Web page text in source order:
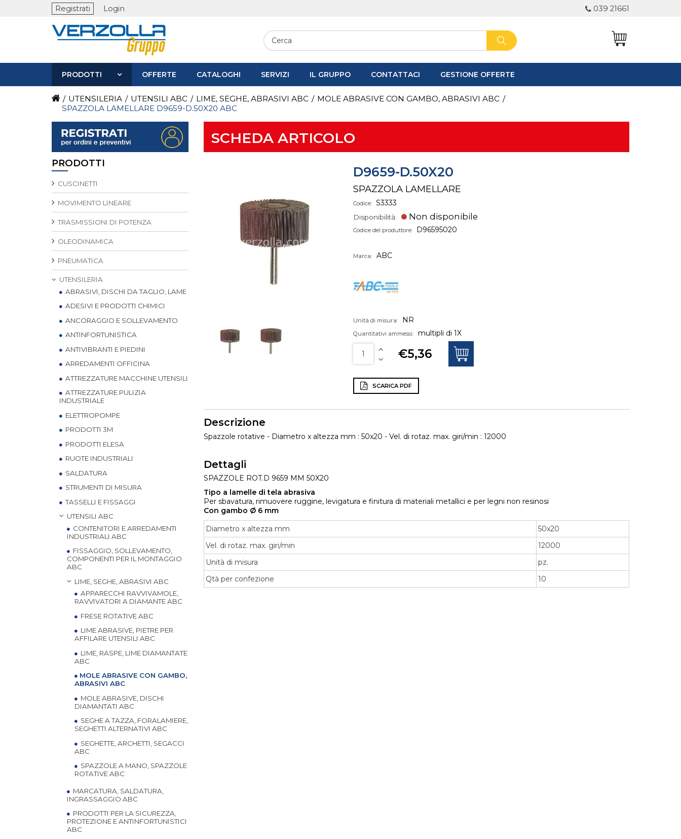
Registrati Login 039 21661
PRODOTTI OFFERTE CATALOGHI SERVIZI IL GRUPPO CONTATTACI GESTIONE OFFERTE
/ UTENSILERIA / UTENSILI ABC / LIME, SEGHE, ABRASIVI ABC / MOLE ABRASIVE CON GAMBO, ABRASIVI ABC /
SPAZZOLA LAMELLARE D9659-D.50X20 ABC
PRODOTTI
CUSCINETTI
MOVIMENTO LINEARE
TRASMISSIONI DI POTENZA
OLEODINAMICA
PNEUMATICA
UTENSILERIA
ABRASIVI, DISCHI DA TAGLIO, LAME
ADESIVI E PRODOTTI CHIMICI
ANCORAGGIO E SOLLEVAMENTO
ANTINFORTUNISTICA
ANTIVIBRANTI E PIEDINI
ARREDAMENTI OFFICINA
ATTREZZATURE MACCHINE UTENSILI
ATTREZZATURE PULIZIA
INDUSTRIALE
ELETTROPOMPE
PRODOTTI 3M
PRODOTTI ELESA
RUOTE INDUSTRIALI
SALDATURA
STRUMENTI DI MISURA
TASSELLI E FISSAGGI
UTENSILI ABC
CONTENITORI E ARREDAMENTI
INDUSTRIALI ABC
FISSAGGIO, SOLLEVAMENTO,
COMPONENTI PER IL MONTAGGIO
ABC
LIME, SEGHE, ABRASIVI ABC
APPARECCHI RAVVIVAMOLE,
RAVVIVATORI A DIAMANTE ABC
FRESE ROTATIVE ABC
LIME ABRASIVE, PIETRE PER
AFFILARE UTENSILI ABC
LIME, RASPE, LIME DIAMANTATE
ABC
MOLE ABRASIVE CON GAMBO,
ABRASIVI ABC
MOLE ABRASIVE, DISCHI
DIAMANTATI ABC
SEGHE A TAZZA, FORALAMIERE,
SEGHETTI ALTERNATIVI ABC
SEGHETTE, ARCHETTI, SEGACCI
ABC
SPAZZOLE A MANO, SPAZZOLE
ROTATIVE ABC
MARCATURA, SALDATURA,
INGRASSAGGIO ABC
PRODOTTI PER LA SICUREZZA,
PROTEZIONE E ANTINFORTUNISTICI
ABC
SCHEDA ARTICOLO
D9659-D.50X20
SPAZZOLA LAMELLARE
Codice: S3333
Disponibilità: Non disponibile
Codice del produttore: D96595020
Marca: ABC
Unità di misura: NR
Quantitativi ammessi: multipli di 1X
€5,36
SCARICA PDF
Descrizione
Spazzole rotative - Diametro x altezza mm : 50x20 - Vel. di rotaz. max. giri/min : 12000
Dettagli
SPAZZOLE ROT.D 9659 MM 50X20
Tipo a lamelle di tela abrasiva
Per sbavatura, rimuovere ruggine, levigatura e finitura di materiali metallici e per legni non resinosi
Con gambo Ø 6 mm
Diametro x altezza mm
50x20
Vel. di rotaz. max. giri/min
12000
Unità di misura
pz.
Qtà per confezione
10